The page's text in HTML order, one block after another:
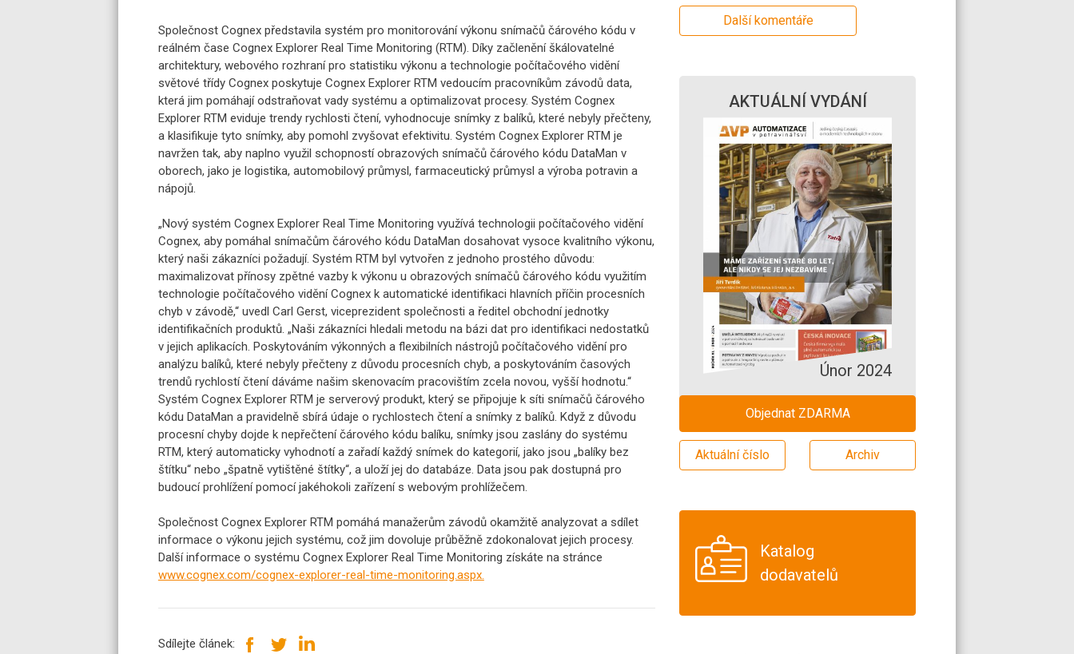
Společnost Cognex představila systém pro monitorování výkonu snímačů čárového kódu v
reálném čase Cognex Explorer Real Time Monitoring (RTM). Díky začlenění škálovatelné
architektury, webového rozhraní pro statistiku výkonu a technologie počítačového vidění
světové třídy Cognex poskytuje Cognex Explorer RTM vedoucím pracovníkům závodů data,
která jim pomáhají odstraňovat vady systému a optimalizovat procesy. Systém Cognex
Explorer RTM eviduje trendy rychlosti čtení, vyhodnocuje snímky z balíků, které nebyly přečteny,
a klasifikuje tyto snímky, aby pomohl zvyšovat efektivitu. Systém Cognex Explorer RTM je
navržen tak, aby naplno využil schopností obrazových snímačů čárového kódu DataMan v
oborech, jako je logistika, automobilový průmysl, farmaceutický průmysl a výroba potravin a
nápojů.
„Nový systém Cognex Explorer Real Time Monitoring využívá technologii počítačového vidění
Cognex, aby pomáhal snímačům čárového kódu DataMan dosahovat vysoce kvalitního výkonu,
který naši zákazníci požadují. Systém RTM byl vytvořen z jednoho prostého důvodu:
maximalizovat přínosy zpětné vazby k výkonu u obrazových snímačů čárového kódu využitím
technologie počítačového vidění Cognex k automatické identifikaci hlavních příčin procesních
chyb v závodě,“ uvedl Carl Gerst, viceprezident společnosti a ředitel obchodní jednotky
identifikačních produktů. „Naši zákazníci hledali metodu na bázi dat pro identifikaci nedostatků
v jejich aplikacích. Poskytováním výkonných a flexibilních nástrojů počítačového vidění pro
analýzu balíků, které nebyly přečteny z důvodu procesních chyb, a poskytováním časových
trendů rychlostí čtení dáváme našim skenovacím pracovištím zcela novou, vyšší hodnotu.“
Systém Cognex Explorer RTM je serverový produkt, který se připojuje k síti snímačů čárového
kódu DataMan a pravidelně sbírá údaje o rychlostech čtení a snímky z balíků. Když z důvodu
procesní chyby dojde k nepřečtení čárového kódu balíku, snímky jsou zaslány do systému
RTM, který automaticky vyhodnotí a zařadí každý snímek do kategorií, jako jsou „balíky bez
štítku“ nebo „špatně vytištěné štítky“, a uloží jej do databáze. Data jsou pak dostupná pro
budoucí prohlížení pomocí jakéhokoli zařízení s webovým prohlížečem.
Společnost Cognex Explorer RTM pomáhá manažerům závodů okamžitě analyzovat a sdílet
informace o výkonu jejich systému, což jim dovoluje průběžně zdokonalovat jejich procesy.
Další informace o systému Cognex Explorer Real Time Monitoring získáte na stránce
www.cognex.com/cognex-explorer-real-time-monitoring.aspx.
Sdílejte článek:
Další komentáře
AKTUÁLNÍ VYDÁNÍ
Únor 2024
Objednat ZDARMA
Aktuální číslo Archiv
Katalog
dodavatelů